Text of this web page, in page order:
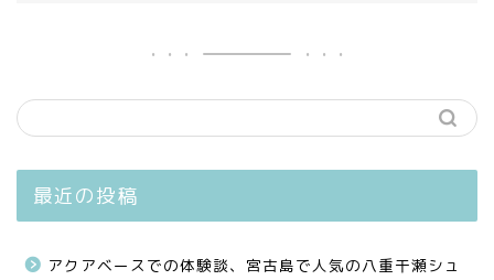
最近の投稿
アクアベースでの体験談、宮古島で人気の八重干瀬シュ